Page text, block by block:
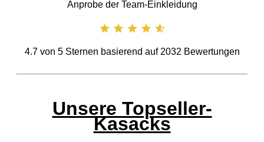
Anprobe der Team-Einkleidung
4.7von 5Sternen basierend auf 2032 Bewertungen
Unsere Topseller-
Kasacks